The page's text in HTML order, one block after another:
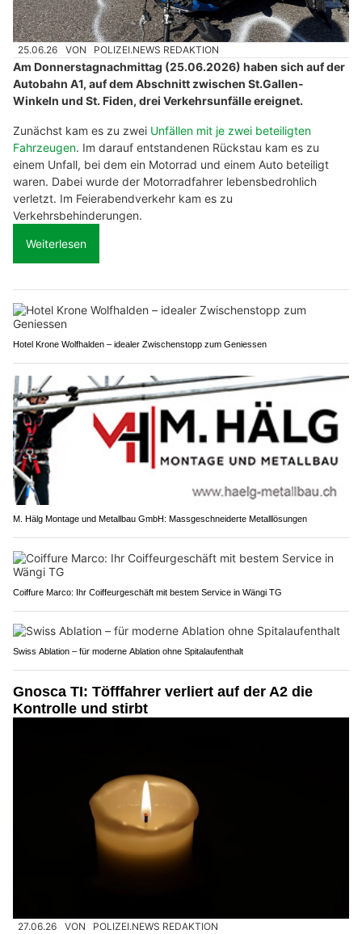
25.06.26 VON POLIZEI.NEWS REDAKTION
Am Donnerstagnachmittag (25.06.2026) haben sich auf der
Autobahn A1, auf dem Abschnitt zwischen St.Gallen-
Winkeln und St. Fiden, drei Verkehrsunfälle ereignet.
Zunächst kam es zu zwei Unfällen mit je zwei beteiligten
Fahrzeugen. Im darauf entstandenen Rückstau kam es zu
einem Unfall, bei dem ein Motorrad und einem Auto beteiligt
waren. Dabei wurde der Motorradfahrer lebensbedrohlich
verletzt. Im Feierabendverkehr kam es zu
Verkehrsbehinderungen.
Weiterlesen
Hotel Krone Wolfhalden – idealer Zwischenstopp zum Geniessen
M. Hälg Montage und Metallbau GmbH: Massgeschneiderte Metalllösungen
Coiffure Marco: Ihr Coiffeurgeschäft mit bestem Service in Wängi TG
Swiss Ablation – für moderne Ablation ohne Spitalaufenthalt
Gnosca TI: Töfffahrer verliert auf der A2 die
Kontrolle und stirbt
27.06.26 VON POLIZEI.NEWS REDAKTION